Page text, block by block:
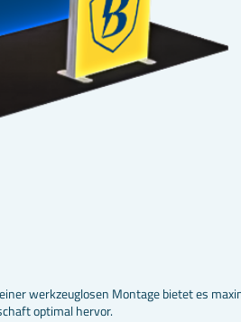
werkzeuglosen Montage bietet es
optimal hervor.